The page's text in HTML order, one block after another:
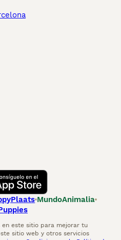
MundoAnimalia
en este sitio para mejorar tu
sitio web y otros servicios